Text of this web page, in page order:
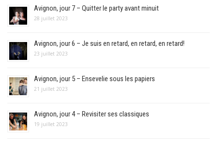
Avignon, jour 7 – Quitter le party avant minuit
28 juillet 2023
Avignon, jour 6 – Je suis en retard, en retard, en retard!
23 juillet 2023
Avignon, jour 5 – Ensevelie sous les papiers
21 juillet 2023
Avignon, jour 4 – Revisiter ses classiques
19 juillet 2023